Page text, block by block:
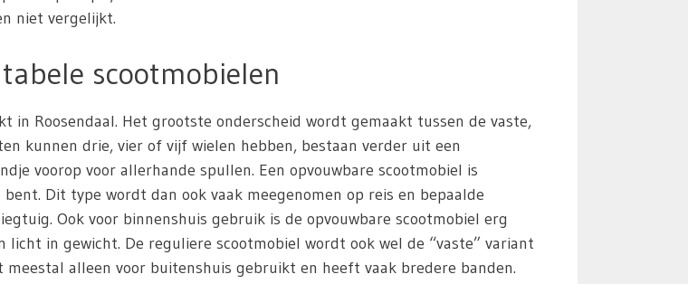
niet vergelijkt.
scootmobielen
in Roosendaal. Het grootste onderscheid wordt gemaakt tussen de vaste,
kunnen drie, vier of vijf wielen hebben, bestaan verder uit een
voorop voor allerhande spullen. Een opvouwbare scootmobiel is
Dit type wordt dan ook vaak meegenomen op reis en bepaalde
Ook voor binnenshuis gebruik is de opvouwbare scootmobiel erg
in gewicht. De reguliere scootmobiel wordt ook wel de “vaste” variant
alleen voor buitenshuis gebruikt en heeft vaak bredere banden.